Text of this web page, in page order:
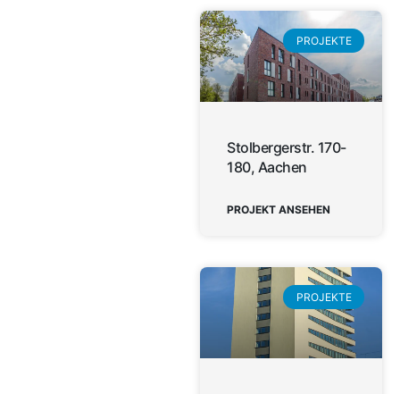
PROJEKTE
Stolbergerstr. 170-
180, Aachen
PROJEKT ANSEHEN
PROJEKTE